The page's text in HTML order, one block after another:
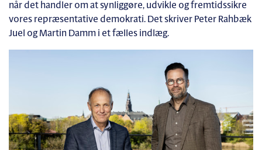
når det handler om at synliggøre, udvikle og fremtidssikre
vores repræsentative demokrati. Det skriver Peter Rahbæk
Juel og Martin Damm i et fælles indlæg.